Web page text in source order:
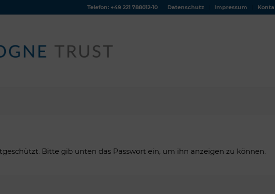
Datenschutz Impressum
Telefon: +49 221 788012-10
Bitte gib unten das Passwort ein, um ihn anzeigen zu können.